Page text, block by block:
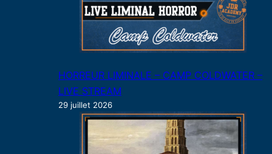
HORREUR LIMINALE – CAMP COLDWATER –
LIVE STREAM
29 juillet 2026